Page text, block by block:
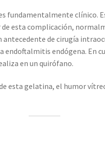
fundamentalmente clínico.
esta complicación,
de cirugía
endoftalmitis endógena. En
en un quirófano.
esta gelatina, el humor